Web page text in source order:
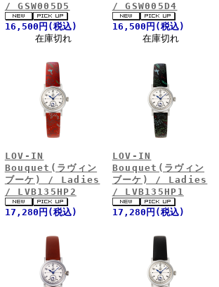
/ GSW005D5
16,500円(税込)
在庫切れ
/ GSW005D4
16,500円(税込)
在庫切れ
LOV-IN
Bouquet(ラヴィン
ブーケ) / Ladies
/ LVB135HP2
17,280円(税込)
LOV-IN
Bouquet(ラヴィン
ブーケ) / Ladies
/ LVB135HP1
17,280円(税込)